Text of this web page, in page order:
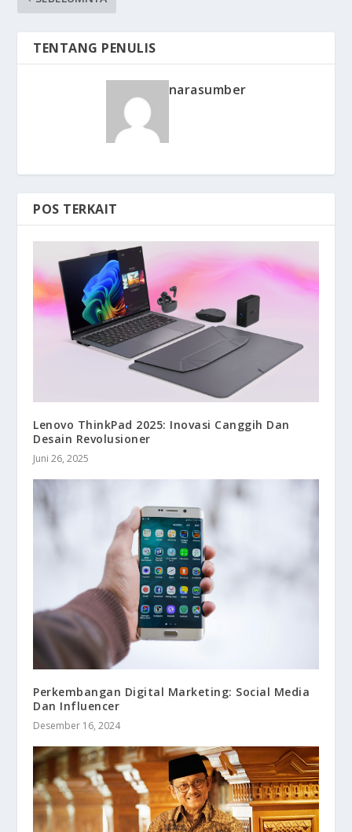
TENTANG PENULIS
narasumber
POS TERKAIT
Lenovo ThinkPad 2025: Inovasi Canggih Dan
Desain Revolusioner
Juni 26, 2025
Perkembangan Digital Marketing: Social Media
Dan Influencer
Desember 16, 2024